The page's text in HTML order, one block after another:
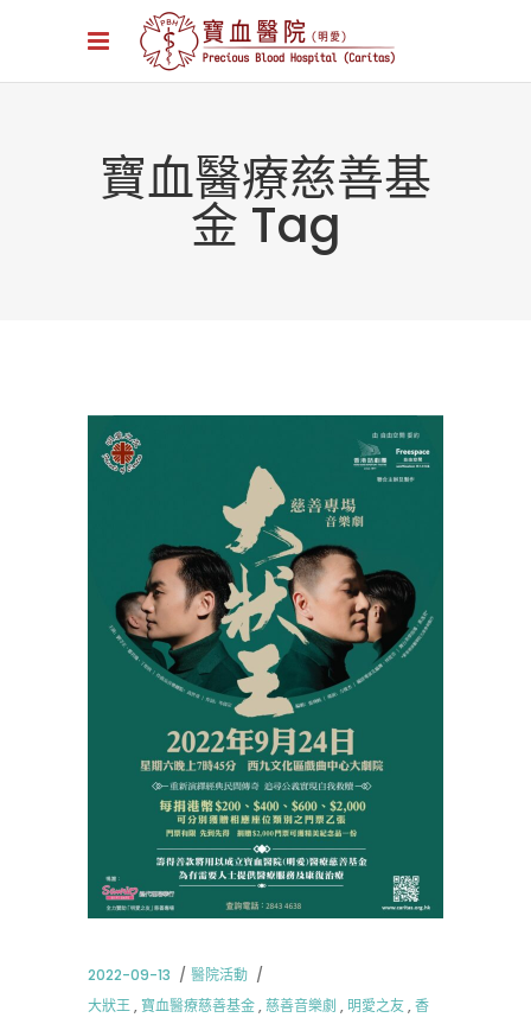
寶血醫療慈善基
金 Tag
2022-09-13
醫院活動
大狀王, 寶血醫療慈善基金,慈善音樂劇 , 明愛之友,香